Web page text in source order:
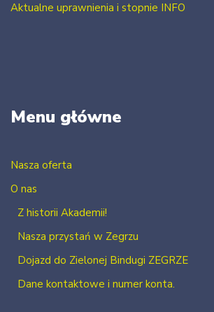
Aktualne uprawnienia i stopnie INFO
Menu główne
Nasza oferta
O nas
Z historii Akademii!
Nasza przystań w Zegrzu
Dojazd do Zielonej Bindugi ZEGRZE
Dane kontaktowe i numer konta.